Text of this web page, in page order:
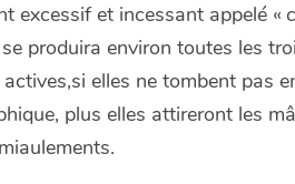
excessif et incessant appelé
produira environ toutes les
elles ne tombent pas
plus elles attireront les